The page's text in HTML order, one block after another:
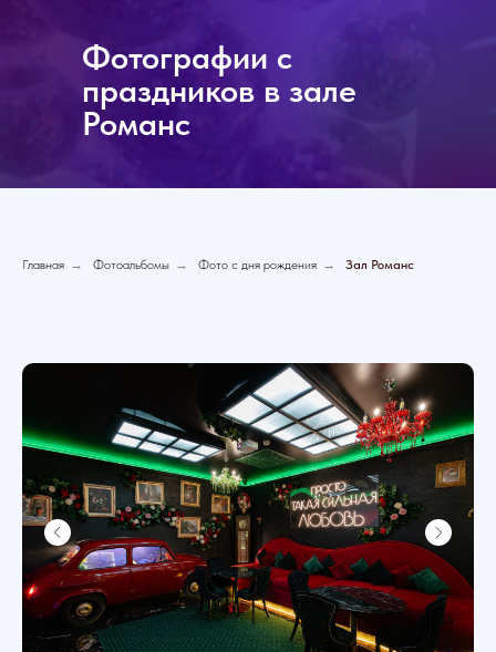
Фотографии с
праздников в зале
Романс
Главная → Фотоальбомы → Фото с дня рождения → Зал Романс